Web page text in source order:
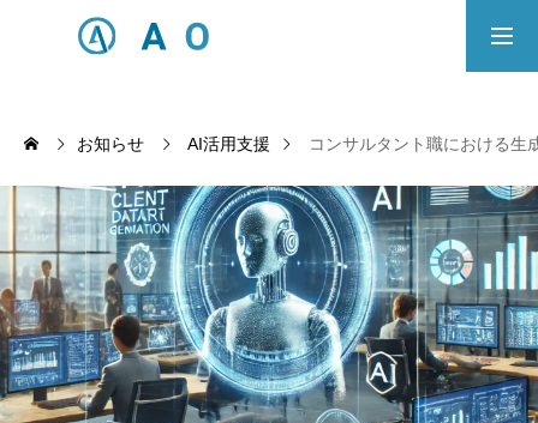
ECサイト制作対応エリア
Principle
あっ！と おどろく、みらいをつくる。
SERVICE
事業概要
お知らせ AI活用支援 コンサルタント職における生